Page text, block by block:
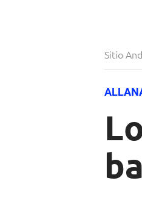
Sitio